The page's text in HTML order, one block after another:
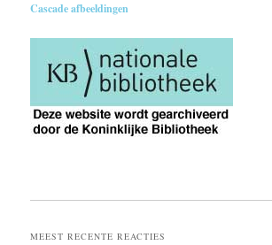
Cascade afbeeldingen
MEEST RECENTE REACTIES